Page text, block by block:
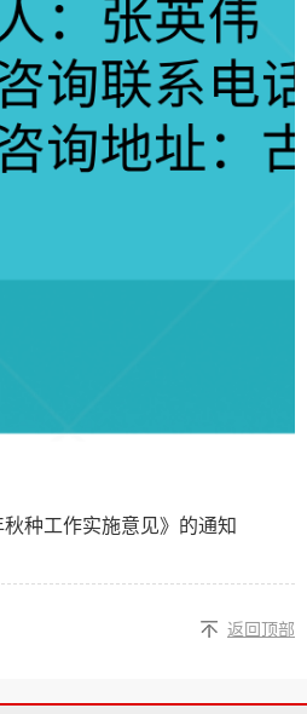
种工作实施意见》的通知
返回顶部